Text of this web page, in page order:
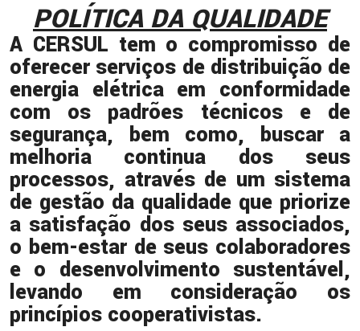
POLÍTICA DA QUALIDADE
A CERSUL tem o compromisso de
oferecer serviços de distribuição de
energia elétrica em conformidade
com os padrões técnicos e de
segurança, bem como, buscar a
melhoria continua dos seus
processos, através de um sistema
de gestão da qualidade que priorize
a satisfação dos seus associados,
o bem-estar de seus colaboradores
e o desenvolvimento sustentável,
levando em consideração os
princípios cooperativistas.